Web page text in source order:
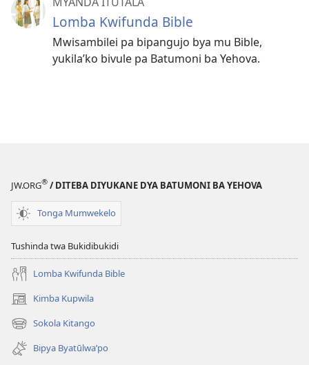
Lomba Kwifunda Bible
Mwisambilei pa bipangujo bya mu Bible,
yukila’ko bivule pa Batumoni ba Yehova.
JW.ORG® / DITEBA DIYUKANE DYA BATUMONI BA YEHOVA
Tonga Mumwekelo
Tushinda twa Bukidibukidi
Lomba Kwifunda Bible
Kimba Kupwila
(opens
new
window)
Sokola Kitango
(opens
new
window)
Bipya Byatūlwa’po